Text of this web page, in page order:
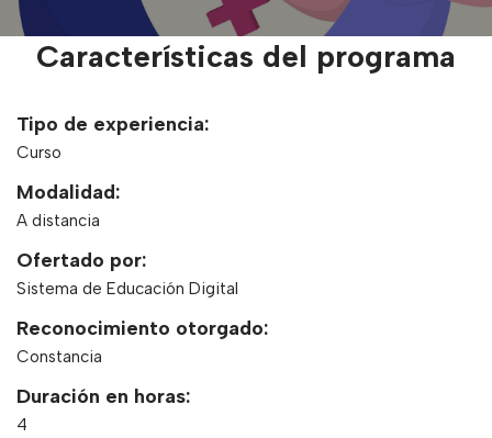
Características del programa
Tipo de experiencia:
Curso
Modalidad:
A distancia
Ofertado por:
Sistema de Educación Digital
Reconocimiento otorgado:
Constancia
Duración en horas:
4